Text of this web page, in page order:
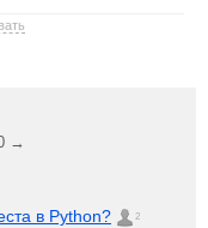
→
в Python? 2